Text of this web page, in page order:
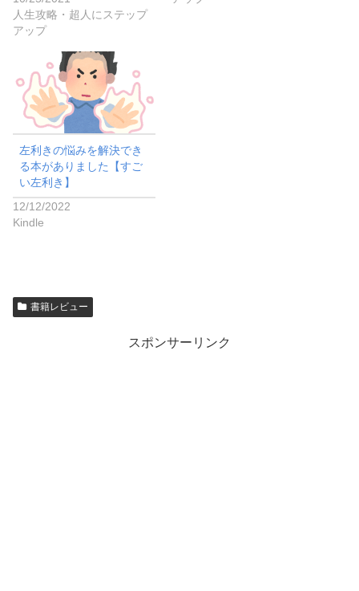
人生攻略・超人にステップ
アップ
左利きの悩みを解決でき
る本がありました【すご
い左利き】
12/12/2022
Kindle
書籍レビュー
スポンサーリンク